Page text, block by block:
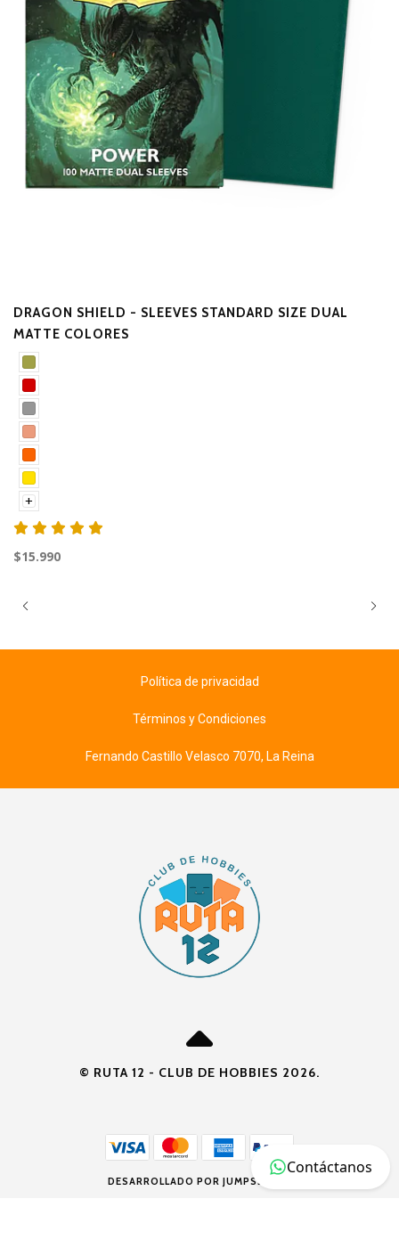
DRAGON SHIELD - SLEEVES STANDARD SIZE DUAL
MATTE COLORES
+
$15.990
Política de privacidad
Términos y Condiciones
Fernando Castillo Velasco 7070, La Reina
© RUTA 12 - CLUB DE HOBBIES 2026.
DESARROLLADO POR JUMPSELLER
Contáctanos